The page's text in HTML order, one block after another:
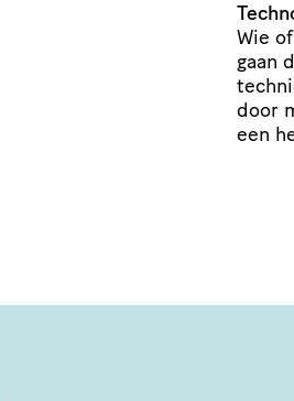
Wie
gaan
door
een